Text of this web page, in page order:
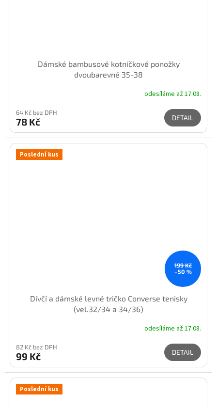
Dámské bambusové kotníčkové ponožky
dvoubarevné 35-38
odesíláme až 17.08.
64 Kč bez DPH
78 Kč DETAIL
Poslední kus
199 Kč
–50 %
Dívčí a dámské levné tričko Converse tenisky
(vel.32/34 a 34/36)
odesíláme až 17.08.
82 Kč bez DPH
99 Kč DETAIL
Poslední kus